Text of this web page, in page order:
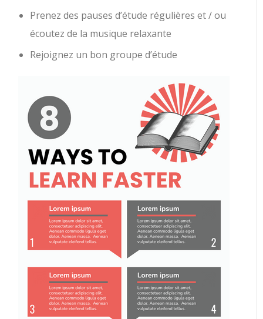
Prenez des pauses d’étude régulières et / ou
écoutez de la musique relaxante
Rejoignez un bon groupe d’étude